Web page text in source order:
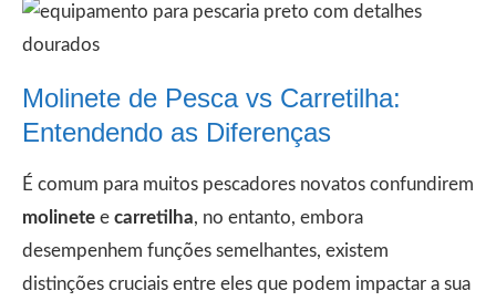
Molinete de Pesca vs Carretilha:
Entendendo as Diferenças
É comum para muitos pescadores novatos confundirem
molinete e carretilha, no entanto, embora
desempenhem funções semelhantes, existem
distinções cruciais entre eles que podem impactar a sua